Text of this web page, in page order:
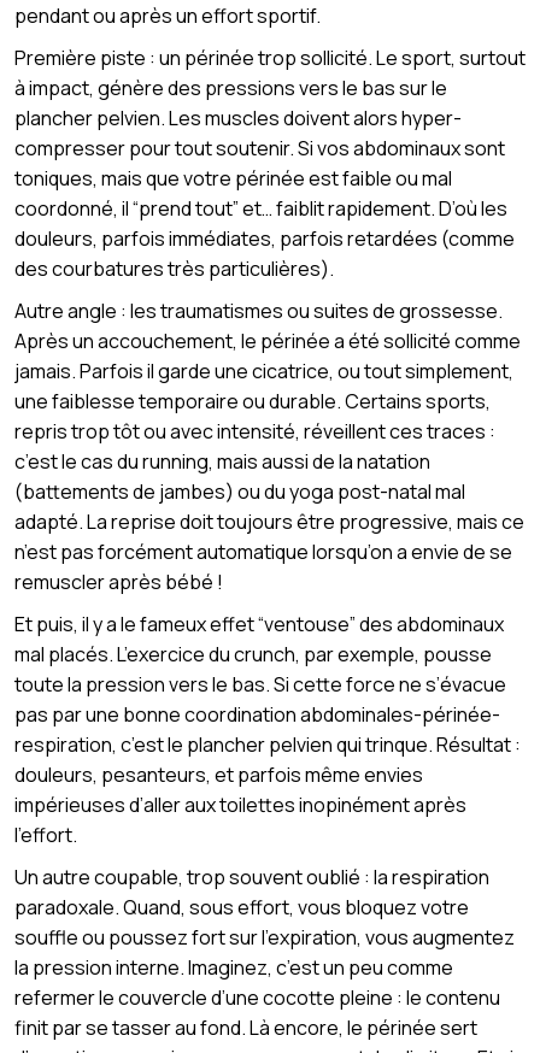
pendant ou après un effort sportif.
Première piste : un périnée trop sollicité. Le sport, surtout
à impact, génère des pressions vers le bas sur le
plancher pelvien. Les muscles doivent alors hyper-
compresser pour tout soutenir. Si vos abdominaux sont
toniques, mais que votre périnée est faible ou mal
coordonné, il “prend tout” et… faiblit rapidement. D’où les
douleurs, parfois immédiates, parfois retardées (comme
des courbatures très particulières).
Autre angle : les traumatismes ou suites de grossesse.
Après un accouchement, le périnée a été sollicité comme
jamais. Parfois il garde une cicatrice, ou tout simplement,
une faiblesse temporaire ou durable. Certains sports,
repris trop tôt ou avec intensité, réveillent ces traces :
c’est le cas du running, mais aussi de la natation
(battements de jambes) ou du yoga post-natal mal
adapté. La reprise doit toujours être progressive, mais ce
n’est pas forcément automatique lorsqu’on a envie de se
remuscler après bébé !
Et puis, il y a le fameux effet “ventouse” des abdominaux
mal placés. L’exercice du crunch, par exemple, pousse
toute la pression vers le bas. Si cette force ne s’évacue
pas par une bonne coordination abdominales-périnée-
respiration, c’est le plancher pelvien qui trinque. Résultat :
douleurs, pesanteurs, et parfois même envies
impérieuses d’aller aux toilettes inopinément après
l’effort.
Un autre coupable, trop souvent oublié : la respiration
paradoxale. Quand, sous effort, vous bloquez votre
souffle ou poussez fort sur l’expiration, vous augmentez
la pression interne. Imaginez, c’est un peu comme
refermer le couvercle d’une cocotte pleine : le contenu
finit par se tasser au fond. Là encore, le périnée sert